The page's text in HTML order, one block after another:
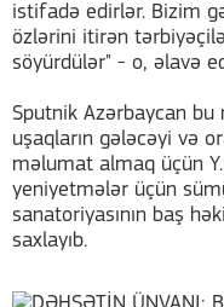
istifadə edirlər. Bizim
özlərini itirən
söyürdülər" - o, əlavə
Sputnik Azərbaycan
uşaqların gələcəyi və
məlumat almaq üçün
yeniyetmələr üçün
sanatoriyasının baş
saxlayıb.